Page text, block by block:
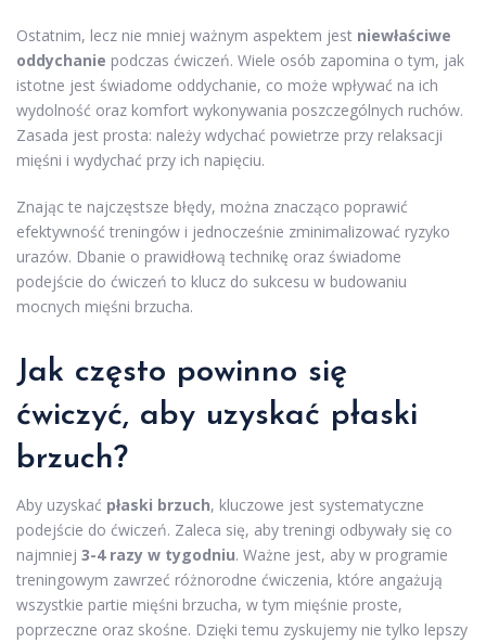
Ostatnim, lecz nie mniej ważnym aspektem jest niewłaściwe
oddychanie podczas ćwiczeń. Wiele osób zapomina o tym, jak
istotne jest świadome oddychanie, co może wpływać na ich
wydolność oraz komfort wykonywania poszczególnych ruchów.
Zasada jest prosta: należy wdychać powietrze przy relaksacji
mięśni i wydychać przy ich napięciu.
Znając te najczęstsze błędy, można znacząco poprawić
efektywność treningów i jednocześnie zminimalizować ryzyko
urazów. Dbanie o prawidłową technikę oraz świadome
podejście do ćwiczeń to klucz do sukcesu w budowaniu
mocnych mięśni brzucha.
Jak często powinno się
ćwiczyć, aby uzyskać płaski
brzuch?
Aby uzyskać płaski brzuch, kluczowe jest systematyczne
podejście do ćwiczeń. Zaleca się, aby treningi odbywały się co
najmniej 3-4 razy w tygodniu. Ważne jest, aby w programie
treningowym zawrzeć różnorodne ćwiczenia, które angażują
wszystkie partie mięśni brzucha, w tym mięśnie proste,
poprzeczne oraz skośne. Dzięki temu zyskujemy nie tylko lepszy